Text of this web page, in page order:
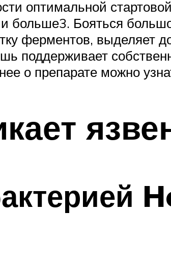
оптимальной
больше3. Бояться
ферментов,
поддерживает
о препарате можно